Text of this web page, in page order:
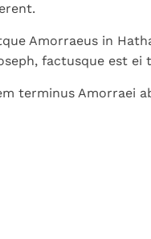
Amorraeus in
factusque est ei
terminus Amorraei